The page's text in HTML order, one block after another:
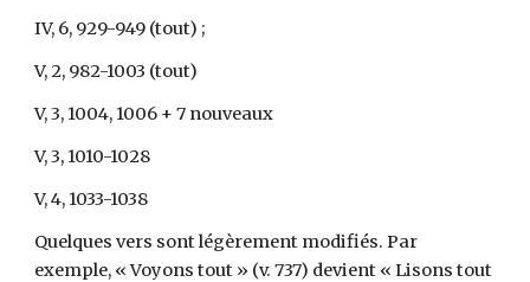
IV, 6, 929-949 (tout) ;
V, 2, 982-1003 (tout)
V, 3, 1004, 1006 + 7 nouveaux
V, 3, 1010-1028
V, 4, 1033-1038
Quelques vers sont légèrement modifiés. Par
exemple, « Voyons tout » (v. 737) devient « Lisons tout